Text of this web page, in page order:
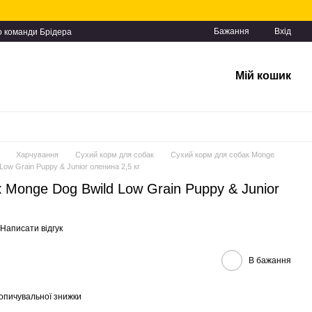
команди Брідера Бажання Вхід
Мій кошик
Харчування Сухий корм для собак
Сухий корм для собак Monge
Grain Puppy & Junior оленина 2,5 кг
Dog Bwild Low Grain Puppy & Junior
Написати відгук
В бажання
знижки